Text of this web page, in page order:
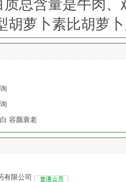
胡萝卜素比胡萝
容颜衰老
有限公司